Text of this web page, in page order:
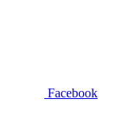
Facebook